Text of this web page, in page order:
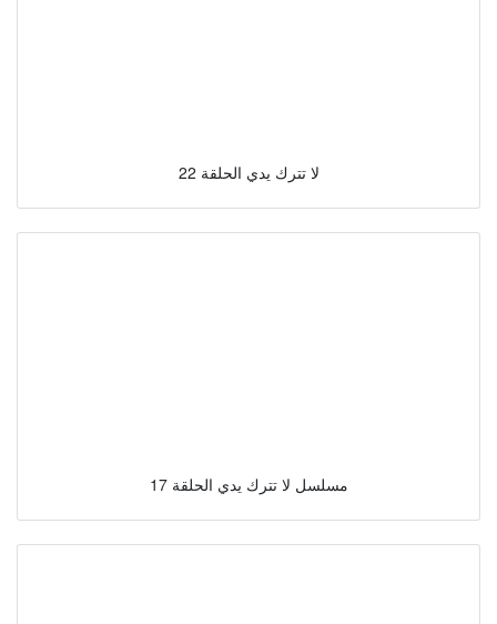
لا تترك يدي الحلقة 22
مسلسل لا تترك يدي الحلقة 17